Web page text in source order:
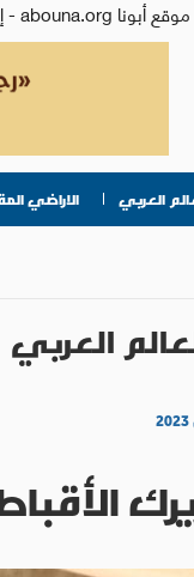
موقع أبونا abouna.org - إعلام من أجل الإنسان | يصدر عن المركز الكاثوليكي للدراسات والإعلام في الأردن - رئيس التحرير: الأب د.رفعت بدر
العربي الاراضي
العربي